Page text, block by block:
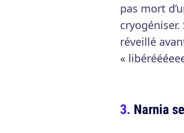
pas mort
cryogéniser.
réveillé
«
Narnia